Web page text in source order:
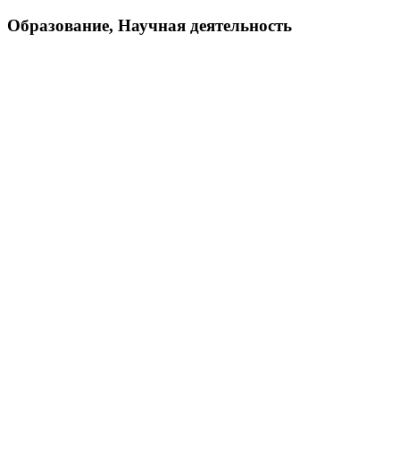
Образование, Научная деятельность